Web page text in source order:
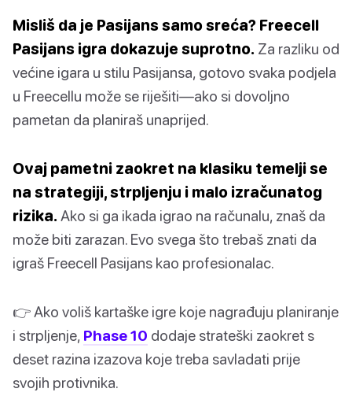
Misliš da je Pasijans samo sreća? Freecell
Pasijans igra dokazuje suprotno. Za razliku od
većine igara u stilu Pasijansa, gotovo svaka podjela
u Freecellu može se riješiti—ako si dovoljno
pametan da planiraš unaprijed.
Ovaj pametni zaokret na klasiku temelji se
na strategiji, strpljenju i malo izračunatog
rizika. Ako si ga ikada igrao na računalu, znaš da
može biti zarazan. Evo svega što trebaš znati da
igraš Freecell Pasijans kao profesionalac.
👉 Ako voliš kartaške igre koje nagrađuju planiranje
i strpljenje, Phase 10 dodaje strateški zaokret s
deset razina izazova koje treba savladati prije
svojih protivnika.